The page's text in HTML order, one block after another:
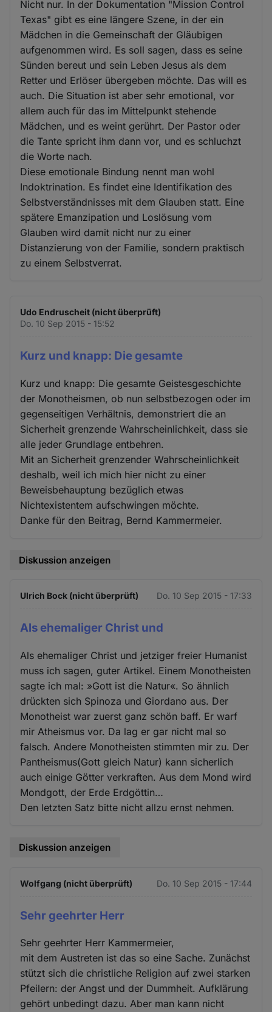
Nicht nur. In der Dokumentation "Mission Control
Texas" gibt es eine längere Szene, in der ein
Mädchen in die Gemeinschaft der Gläubigen
aufgenommen wird. Es soll sagen, dass es seine
Sünden bereut und sein Leben Jesus als dem
Retter und Erlöser übergeben möchte. Das will es
auch. Die Situation ist aber sehr emotional, vor
allem auch für das im Mittelpunkt stehende
Mädchen, und es weint gerührt. Der Pastor oder
die Tante spricht ihm dann vor, und es schluchzt
die Worte nach.
Diese emotionale Bindung nennt man wohl
Indoktrination. Es findet eine Identifikation des
Selbstverständnisses mit dem Glauben statt. Eine
spätere Emanzipation und Loslösung vom
Glauben wird damit nicht nur zu einer
Distanzierung von der Familie, sondern praktisch
zu einem Selbstverrat.
Udo Endruscheit (nicht überprüft)
Do. 10 Sep 2015 - 15:52
Kurz und knapp: Die gesamte
Kurz und knapp: Die gesamte Geistesgeschichte
der Monotheismen, ob nun selbstbezogen oder im
gegenseitigen Verhältnis, demonstriert die an
Sicherheit grenzende Wahrscheinlichkeit, dass sie
alle jeder Grundlage entbehren.
Mit an Sicherheit grenzender Wahrscheinlichkeit
deshalb, weil ich mich hier nicht zu einer
Beweisbehauptung bezüglich etwas
Nichtexistentem aufschwingen möchte.
Danke für den Beitrag, Bernd Kammermeier.
Diskussion anzeigen
Ulrich Bock (nicht überprüft) Do. 10 Sep 2015 - 17:33
Als ehemaliger Christ und
Als ehemaliger Christ und jetziger freier Humanist
muss ich sagen, guter Artikel. Einem Monotheisten
sagte ich mal: »Gott ist die Natur«. So ähnlich
drückten sich Spinoza und Giordano aus. Der
Monotheist war zuerst ganz schön baff. Er warf
mir Atheismus vor. Da lag er gar nicht mal so
falsch. Andere Monotheisten stimmten mir zu. Der
Pantheismus(Gott gleich Natur) kann sicherlich
auch einige Götter verkraften. Aus dem Mond wird
Mondgott, der Erde Erdgöttin…
Den letzten Satz bitte nicht allzu ernst nehmen.
Diskussion anzeigen
Wolfgang (nicht überprüft) Do. 10 Sep 2015 - 17:44
Sehr geehrter Herr
Sehr geehrter Herr Kammermeier,
mit dem Austreten ist das so eine Sache. Zunächst
stützt sich die christliche Religion auf zwei starken
Pfeilern: der Angst und der Dummheit. Aufklärung
gehört unbedingt dazu. Aber man kann nicht